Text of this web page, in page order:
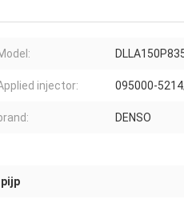
injector: 095000-
DENSO